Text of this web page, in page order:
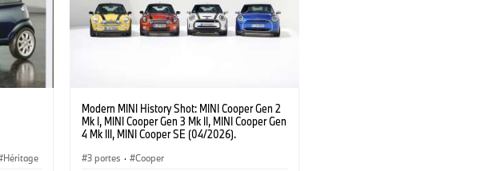
Héritage
Modern MINI History Shot: MINI Cooper Gen 2
Mk I, MINI Cooper Gen 3 Mk II, MINI Cooper Gen
4 Mk III, MINI Cooper SE (04/2026).
3 portes · Cooper